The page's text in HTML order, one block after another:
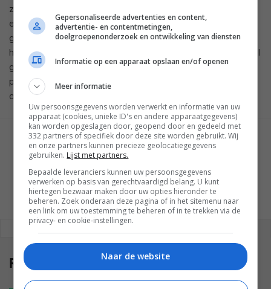
zitten er twee camera’s in het toestel. De voorste variant is
er een met 5 Megapixel en een extra flitser voor
goedbelichte selfies, terwijl de camera aan de achterzijde
het moet doen met 8 Megapixel. Ook kun je met deze Alcatel
gebruikmaken van zowel 3G als 4G. Voor 126 euro is de
phablet te koop. Daarvoor krijg je dan een toestel met 8GB
opslaggeheugen en 1GB werkgeheugen.
GESCHREVEN DOOR
SAM BORREMANS
REAGEREN
Reacties
Gepersonaliseerde advertenties en content,
advertentie- en contentmetingen,
doelgroepenonderzoek en ontwikkeling van diensten
Informatie op een apparaat opslaan en/of openen
Meer informatie
Uw persoonsgegevens worden verwerkt en informatie van uw
apparaat (cookies, unieke ID's en andere apparaatgegevens)
kan worden opgeslagen door, geopend door en gedeeld met
332 partners of specifiek door deze site worden gebruikt. Wij
en onze partners kunnen precieze geolocatiegegevens
gebruiken. Lijst met partners.
Bepaalde leveranciers kunnen uw persoonsgegevens
verwerken op basis van gerechtvaardigd belang. U kunt
hiertegen bezwaar maken door uw opties hieronder te
beheren. Zoek onderaan deze pagina of in het sitemenu naar
een link om uw toestemming te beheren of in te trekken via de
privacy- en cookie-instellingen.
Naar de website